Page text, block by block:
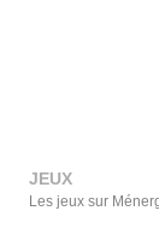
JEUX
Les jeux sur